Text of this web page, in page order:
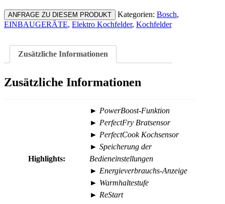
ANFRAGE ZU DIESEM PRODUKT Kategorien: Bosch,
EINBAUGERÄTE, Elektro Kochfelder, Kochfelder
Zusätzliche Informationen
Zusätzliche Informationen
Highlights:
► PowerBoost-Funktion
► PerfectFry Bratsensor
► PerfectCook Kochsensor
► Speicherung der
Bedieneinstellungen
► Energieverbrauchs-Anzeige
► Warmhaltestufe
► ReStart